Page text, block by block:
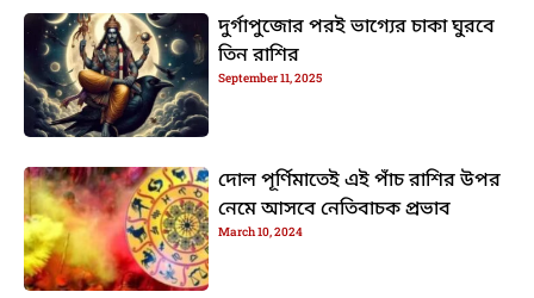
দুর্গাপুজোর পরই ভাগ্যের চাকা ঘুরবে
তিন রাশির
September 11, 2025
দোল পূর্ণিমাতেই এই পাঁচ রাশির উপর
নেমে আসবে নেতিবাচক প্রভাব
March 10, 2024